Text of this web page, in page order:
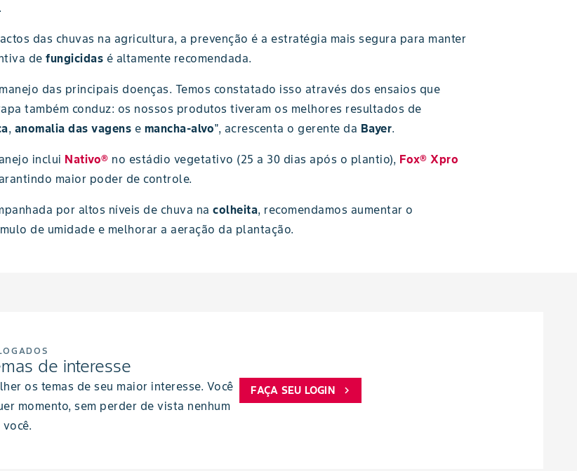
das chuvas na agricultura, a prevenção é a estratégia mais segura para manter
de fungicidas é altamente recomendada.
das principais doenças. Temos constatado isso através dos ensaios que
também conduz: os nossos produtos tiveram os melhores resultados de
, anomalia das vagens e mancha-alvo", acrescenta o gerente da Bayer.
inclui Nativo® no estádio vegetativo (25 a 30 dias após o plantio), Fox® Xpro
maior poder de controle.
por altos níveis de chuva na colheita, recomendamos aumentar o
de umidade e melhorar a aeração da plantação.
de interesse
os temas de seu maior interesse. Você
momento, sem perder de vista nenhum
FAÇA SEU LOGIN chevron_right